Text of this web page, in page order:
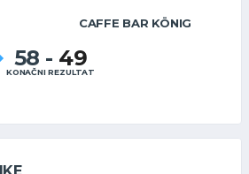
CAFFE BAR KÖNIG
58 - 49
KONAČNI REZULTAT